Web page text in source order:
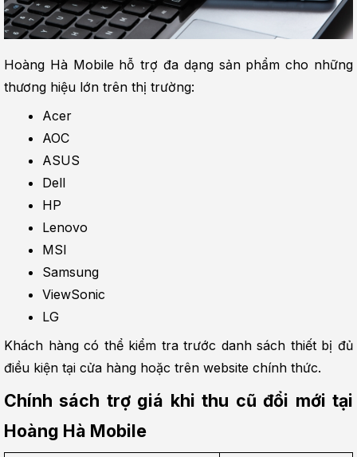
Hoàng Hà Mobile hỗ trợ đa dạng sản phẩm cho những
thương hiệu lớn trên thị trường:
Acer
AOC
ASUS
Dell
HP
Lenovo
MSI
Samsung
ViewSonic
LG
Khách hàng có thể kiểm tra trước danh sách thiết bị đủ
điều kiện tại cửa hàng hoặc trên website chính thức.
Chính sách trợ giá khi thu cũ đổi mới tại
Hoàng Hà Mobile